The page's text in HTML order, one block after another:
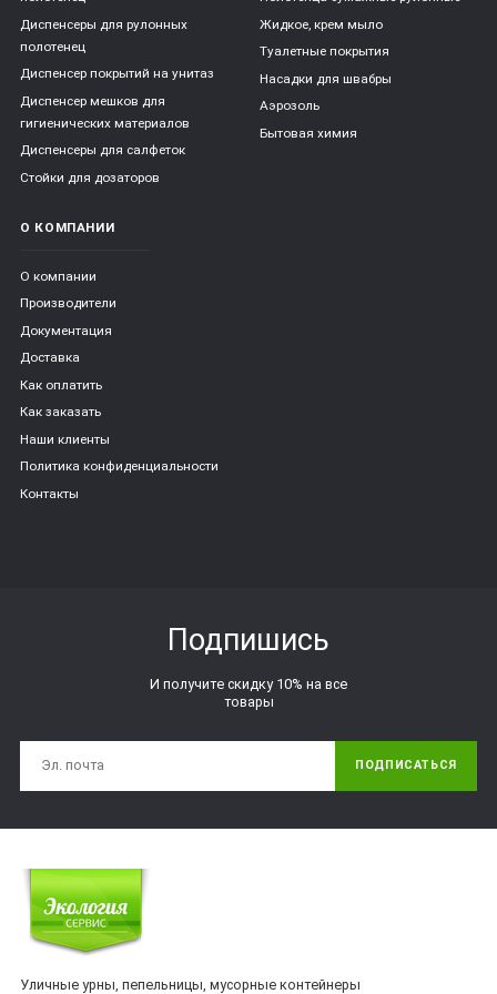
Диспенсеры для рулонных
полотенец
Диспенсер покрытий на унитаз
Диспенсер мешков для
гигиенических материалов
Диспенсеры для салфеток
Стойки для дозаторов
Жидкое, крем мыло
Туалетные покрытия
Насадки для швабры
Аэрозоль
Бытовая химия
О КОМПАНИИ
О компании
Производители
Документация
Доставка
Как оплатить
Как заказать
Наши клиенты
Политика конфиденциальности
Контакты
Подпишись
И получите скидку 10% на все
товары
ПОДПИСАТЬСЯ
Уличные урны, пепельницы, мусорные контейнеры